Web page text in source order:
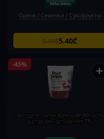
Орехи / Семечки / Сухофрукты
9.90₾5.40₾
-45% +
სდოუკოს - გოჯი ბერი გამომშრალი,
უგლუტენო, ულაქტოზო 75გ